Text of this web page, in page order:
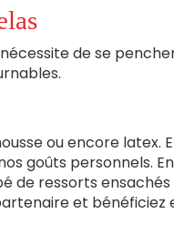
de se
ou encore latex.
goûts personnels.
de ressorts
et bénéficiez